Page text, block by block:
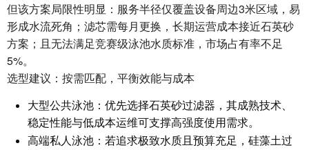
但该方案局限性明显：服务半径仅覆盖设备周边3米区域，易
形成水流死角；滤芯需每月更换，长期运营成本接近石英砂
方案；且无法满足竞赛级泳池水质标准，市场占有率不足
5%。
选型建议：按需匹配，平衡效能与成本
大型公共泳池：优先选择石英砂过滤器，其成熟技术、
稳定性能与低成本运维可支撑高强度使用需求。
高端私人泳池：若追求极致水质且预算充足，硅藻土过